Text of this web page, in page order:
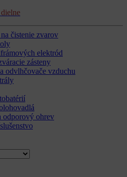
čistenie zvarov
elektród
zásteny
odvlhčovače vzduchu
odporový ohrev